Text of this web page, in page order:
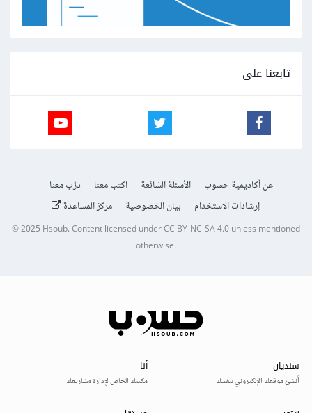
تابعنا على
عن أكاديمية حسوب الأسئلة الشائعة اكتب معنا
درّب معنا
إرشادات الاستخدام
بيان الخصوصية مركز المساعدة
© 2025Hsoub.Content licensed underCC BY-NC-SA 4.0unless mentioned
otherwise.